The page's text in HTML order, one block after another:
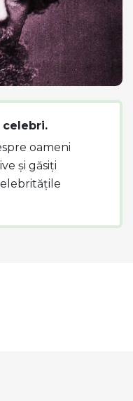
celebri.
oameni
și găsiți